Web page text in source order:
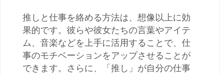
推しと仕事を絡める方法は、想像以上に効
果的です。彼らや彼女たちの言葉やアイテ
ム、音楽などを上手に活用することで、仕
事のモチベーションをアップさせることが
できます。さらに、「推し」が自分の仕事